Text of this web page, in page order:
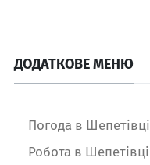
ДОДАТКОВЕ МЕНЮ
Погода в Шепетівці
Робота в Шепетівці